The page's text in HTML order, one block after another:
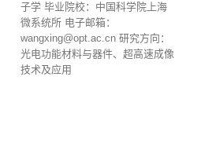
子学 毕业院校：中国科学院上海
微系统所 电子邮箱：
wangxing@opt.ac.cn 研究方向：
光电功能材料与器件、超高速成像
技术及应用